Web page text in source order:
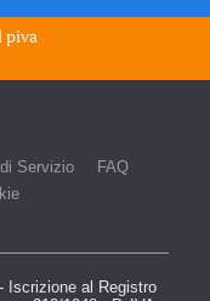
piva
Servizio
FAQ
Iscrizione al Registro